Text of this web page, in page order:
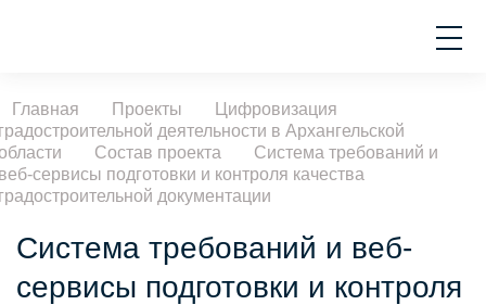
Главная Проекты
Цифровизация
деятельности в Архангельской
Состав проекта
Система требований и
сервисы подготовки и контроля качества
документации
Система требований и веб-
сервисы подготовки и контроля